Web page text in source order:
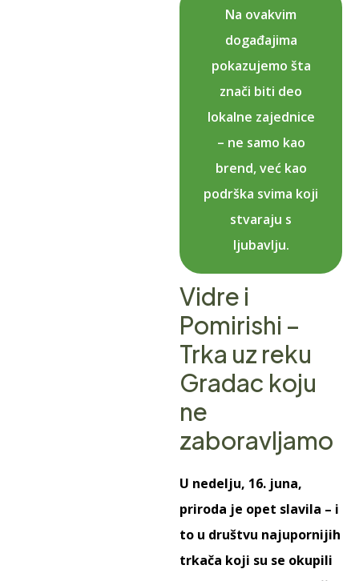
Na ovakvim
događajima
pokazujemo šta
znači biti deo
lokalne zajednice
– ne samo kao
brend, već kao
podrška svima koji
stvaraju s
ljubavlju.
Vidre i
Pomirishi –
Trka uz reku
Gradac koju
ne
zaboravljamo
U nedelju, 16. juna,
priroda je opet slavila – i
to u društvu najupornijih
trkača koji su se okupili